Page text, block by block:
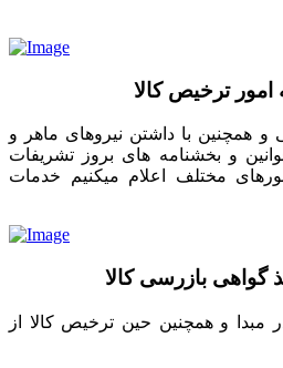
امور ترخیص کالا
و همچنین با داشتن نیروهای ماهر و
و بخشنامه های بروز تشریفات
مختلف اعلام میکنیم خدمات
گواهی بازرسی کالا
مبدا و همچنین حین ترخیص کالا از